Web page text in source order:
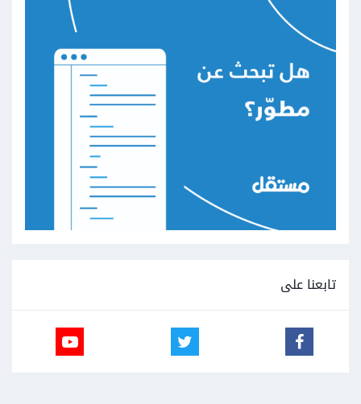
تابعنا على